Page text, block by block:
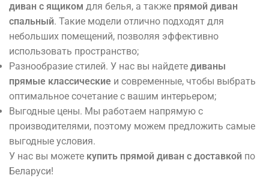
диван с ящиком для белья, а также прямой диван
спальный. Такие модели отлично подходят для
небольших помещений, позволяя эффективно
использовать пространство;
Разнообразие стилей. У нас вы найдете диваны
прямые классические и современные, чтобы выбрать
оптимальное сочетание с вашим интерьером;
Выгодные цены. Мы работаем напрямую с
производителями, поэтому можем предложить самые
выгодные условия.
У нас вы можете купить прямой диван с доставкой по
Беларуси!